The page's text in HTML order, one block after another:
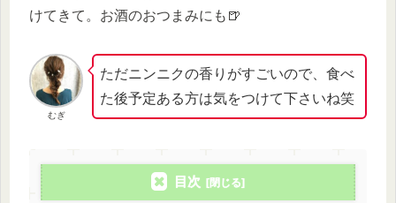
けてきて。お酒のおつまみにも🍺
むぎ
ただニンニクの香りがすごいので、食べ
た後予定ある方は気をつけて下さいね笑
目次